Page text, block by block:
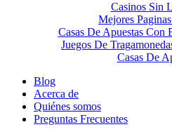
Casinos Sin
Mejores
Casas De Apuestas Con
Juegos De
Casas De
Blog
Acerca de
Quiénes somos
Preguntas Frecuentes